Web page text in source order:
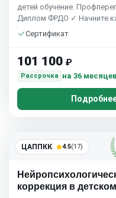
детей обучение.
Диплом ФРДО ✓ Начните
Сертификат
101 100 ₽
Рассрочка на 36 месяцев
ЦАППКК 4.5(17)
коррекция в